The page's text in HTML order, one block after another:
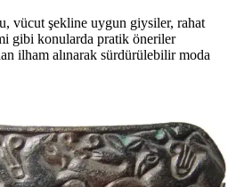
vücut şekline uygun giysiler, rahat
gibi konularda pratik öneriler
ilham alınarak sürdürülebilir moda